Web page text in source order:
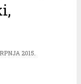
2015.